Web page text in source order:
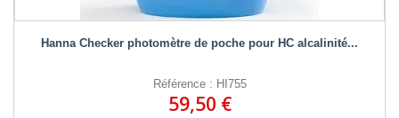
Hanna Checker photomètre de poche pour HC alcalinité...
Référence : HI755
59,50 €